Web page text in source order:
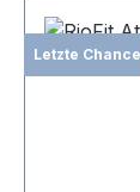
Letzte Chance